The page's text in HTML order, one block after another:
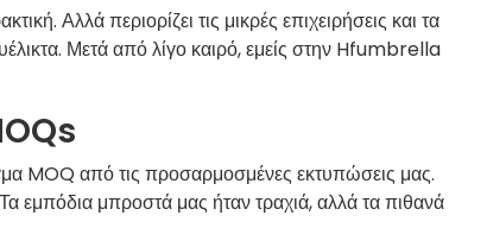
Αλλά περιορίζει τις μικρές επιχειρήσεις και τα
Μετά από λίγο καιρό, εμείς στην Hfumbrella
MOQ από τις προσαρμοσμένες εκτυπώσεις μας.
εμπόδια μπροστά μας ήταν τραχιά, αλλά τα πιθανά